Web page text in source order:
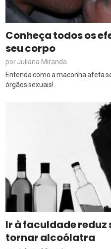
Conheça todos os
seu corpo
porJuliana Miranda
Entenda como a maconha afeta
órgãos sexuais!
Ir à faculdade reduz
tornar alcoólatra